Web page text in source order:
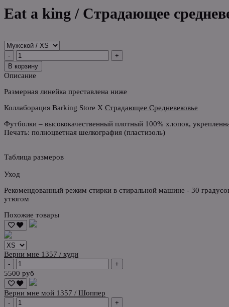
Eat a king / Страдающее
-
+
В корзину
Описание
Размерная линейка преставлена ниже
Коллаборация Barking Store X Страдающее Средневековье
Футболки – высококачественный плотный 100% хлопок,
Печать: полноцветная шелкография (пластизоль)
Таблица размеров
Уход
Рекомендованный режим стирки в стиральной машине - 30
утюгом
Похожие товары
Верни мне 1357 / худи
- +
5500 руб
Верни мне мой 1357 / Шоппер
- +